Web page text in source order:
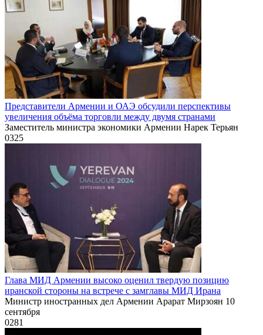
Представители Армении и ОАЭ обсудили перспективы
увеличения объёма торговли между двумя странами
Заместитель министра экономики Армении Нарек Терьян
0325
Глава МИД Армении высоко оценил твердую позицию
иранской стороны на встрече с замглавы МИД Ирана
Министр иностранных дел Армении Арарат Мирзоян 10
сентября
0281